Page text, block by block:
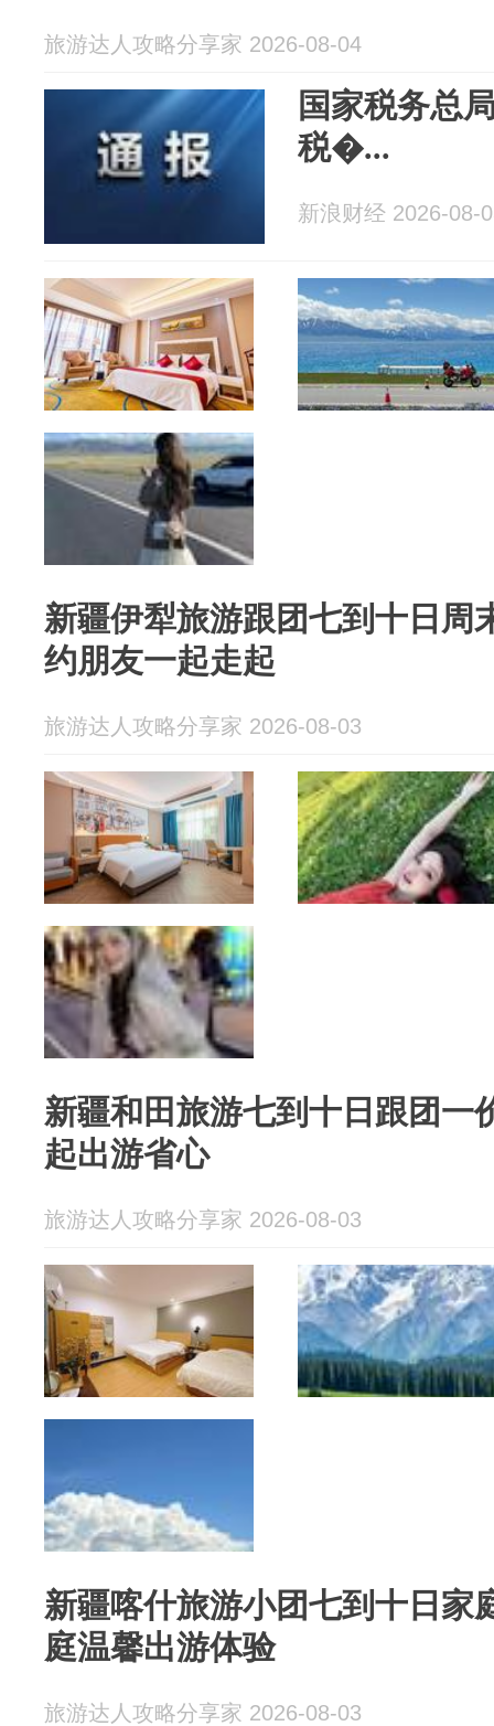
旅游达人攻略分享家 2026-08-04
国家税务总
税�...
新浪财经 2026-08-
新疆伊犁旅游跟团七到十日周
约朋友一起走起
旅游达人攻略分享家 2026-08-03
新疆和田旅游七到十日跟团一
起出游省心
旅游达人攻略分享家 2026-08-03
新疆喀什旅游小团七到十日家
庭温馨出游体验
旅游达人攻略分享家 2026-08-03